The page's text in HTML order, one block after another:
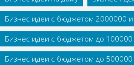
Бизнес идеи с бюджетом 2000000
Бизнес идеи с бюджетом до 100000
Бизнес идеи с бюджетом до 500000